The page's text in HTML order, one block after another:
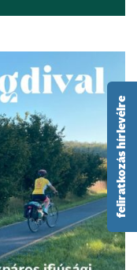
feliratkozás hírlevélre